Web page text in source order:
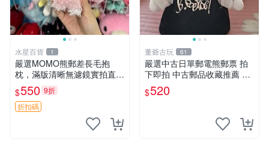
水星百貨 1
嚴選MOMO熊郵差長毛抱
枕，滿版清晰無濾鏡實拍直
銷。每周新品到貨，不容錯
過！ 郵差熊 長毛 抱枕
$550 9折
折扣碼
董爺古玩 61
嚴選中古日單郵電熊郵票 拍
下即拍 中古郵品收藏推薦 郵
票 郵電熊 日本
$520